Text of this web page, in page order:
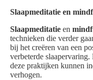
Slaapmeditatie en
Slaapmeditatie en
technieken die verder
bij het creëren van een
verbeterde
deze praktijken kunnen
verhogen.